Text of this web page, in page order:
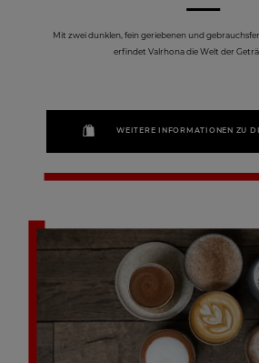
Mit zwei dunklen, fein geriebenen und
erfindet Valrhona die Welt der
WEITERE INFORMATIONEN ZU